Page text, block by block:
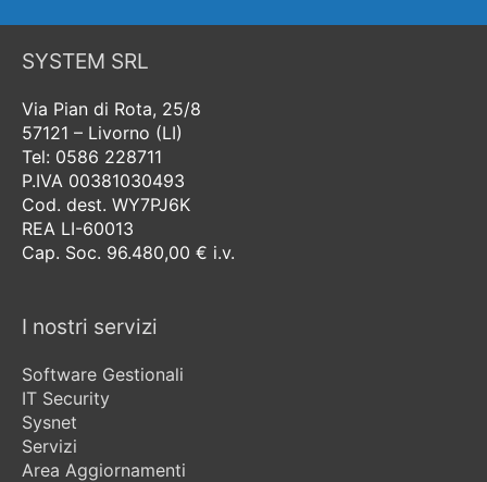
SYSTEM SRL
Via Pian di Rota, 25/8
57121 – Livorno (LI)
Tel: 0586 228711
P.IVA 00381030493
Cod. dest. WY7PJ6K
REA LI-60013
Cap. Soc. 96.480,00 € i.v.
I nostri servizi
Software Gestionali
IT Security
Sysnet
Servizi
Area Aggiornamenti